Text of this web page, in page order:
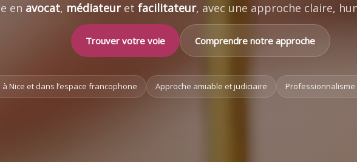
en avocat, médiateuret facilitateur, avec une approche claire,
Trouver votre voie Comprendre notre approche
Nice et dans l’espace francophone Approche amiable et judiciaire Professionnalisme